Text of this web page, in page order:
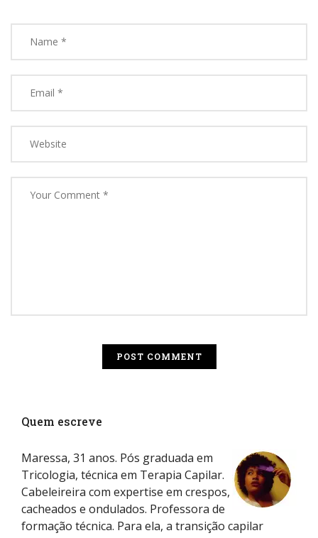
Quem escreve
Maressa, 31 anos. Pós graduada em
Tricologia, técnica em Terapia Capilar.
Cabeleireira com expertise em crespos,
cacheados e ondulados. Professora de
formação técnica. Para ela, a transição capilar